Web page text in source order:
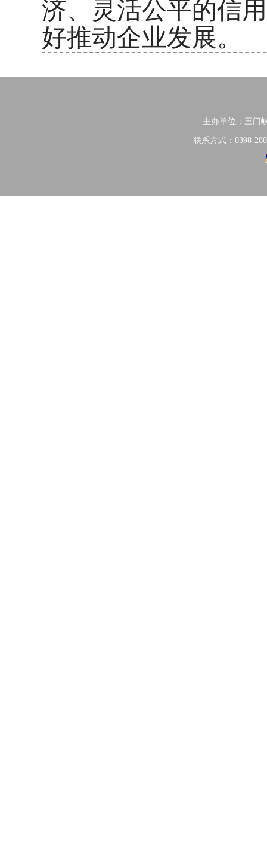
济、灵活公平的信
好推动企业发展。
主办单位：三门
联系方式：0398-